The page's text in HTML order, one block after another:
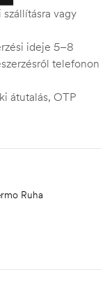
vagy
ideje 5–8
telefonon
átutalás, OTP
Ruha